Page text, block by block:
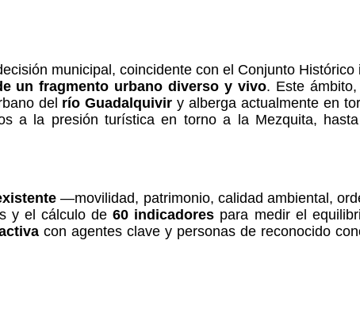
municipal, coincidente con el Conjunto
un fragmento urbano diverso y vivo. Este
del río Guadalquivir y alberga actualmente en
a la presión turística en torno a la Mezquita,
—movilidad, patrimonio, calidad ambiental,
y el cálculo de60 indicadores para medir el
con agentes clave y personas de reconocido